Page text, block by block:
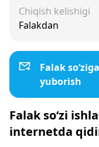
Chiqish kelishigi
Falakdan
Falak
yuborish
Falak so‘zi
internetda